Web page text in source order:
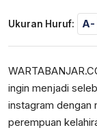
Ukuran Huruf: A-
ingin menjadi
instagram dengan
perempuan